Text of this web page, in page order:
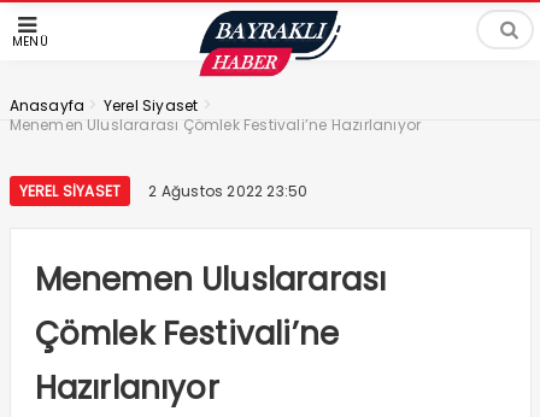
MENÜ
Anasayfa > Yerel Siyaset >
Menemen Uluslararası Çömlek Festivali’ne Hazırlanıyor
YEREL SIYASET 2 Ağustos 2022 23:50
Menemen Uluslararası
Çömlek Festivali’ne
Hazırlanıyor